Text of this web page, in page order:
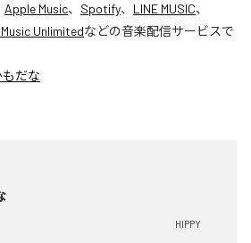
Apple Music、 Spotify、 LINE MUSIC、
Unlimitedなどの音楽配信サービスで
だな
HIPPY